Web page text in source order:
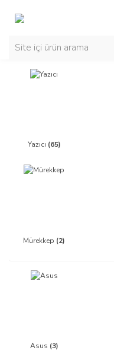
Yazıcı (65)
Mürekkep (2)
Asus (3)